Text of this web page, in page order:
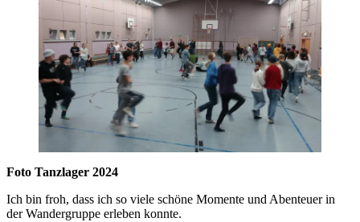
Foto Tanzlager 2024
Ich bin froh, dass ich so viele schöne Momente und Abenteuer in
der Wandergruppe erleben konnte.